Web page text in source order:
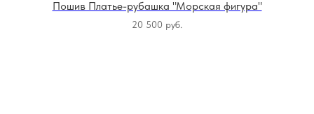
Пошив Платье-рубашка "Морская фигура"
20 500 руб.